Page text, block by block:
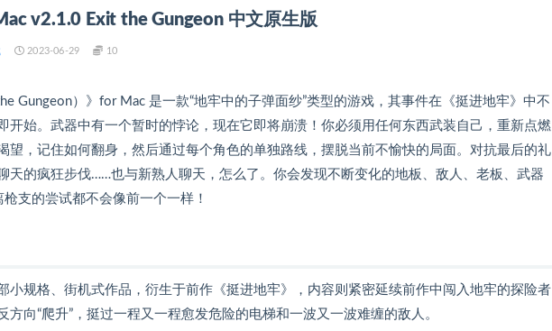
v2.1.0 Exit the Gungeon 中文原生版
2023-06-29 10
Gungeon）》for Mac 是一款“地牢中的子弹面纱”类型的游戏，其事件在《挺进地牢》中不
开始。武器中有一个暂时的悖论，现在它即将崩溃！你必须用任何东西武装自己，重新点燃
望，记住如何翻身，然后通过每个角色的单独路线，摆脱当前不愉快的局面。对抗最后的礼
天的疯狂步伐……也与新熟人聊天，怎么了。你会发现不断变化的地板、敌人、老板、武器
支的尝试都不会像前一个一样！
小规格、街机式作品，衍生于前作《挺进地牢》，内容则紧密延续前作中闯入地牢的探险者
方向“爬升”，挺过一程又一程愈发危险的电梯和一波又一波难缠的敌人。